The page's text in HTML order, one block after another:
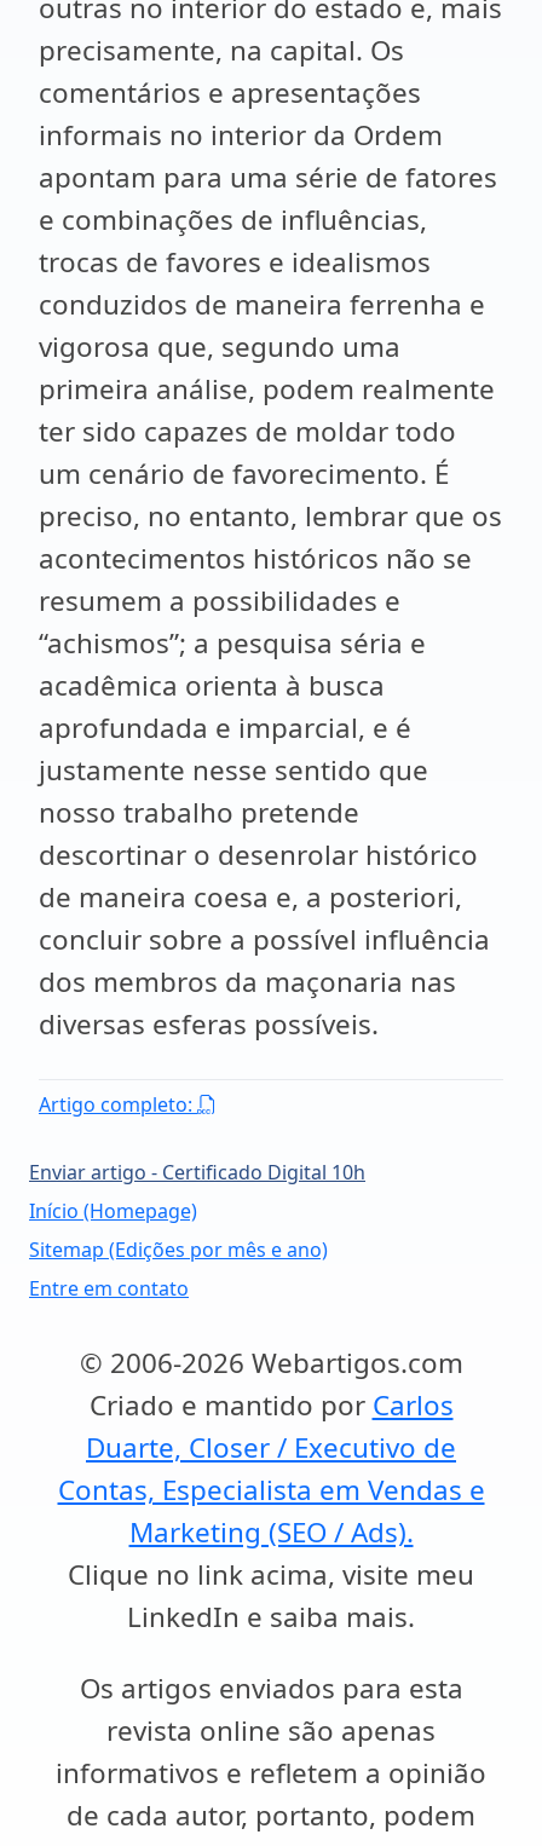
outras no interior do estado e, mais
precisamente, na capital. Os
comentários e apresentações
informais no interior da Ordem
apontam para uma série de fatores
e combinações de influências,
trocas de favores e idealismos
conduzidos de maneira ferrenha e
vigorosa que, segundo uma
primeira análise, podem realmente
ter sido capazes de moldar todo
um cenário de favorecimento. É
preciso, no entanto, lembrar que os
acontecimentos históricos não se
resumem a possibilidades e
“achismos”; a pesquisa séria e
acadêmica orienta à busca
aprofundada e imparcial, e é
justamente nesse sentido que
nosso trabalho pretende
descortinar o desenrolar histórico
de maneira coesa e, a posteriori,
concluir sobre a possível influência
dos membros da maçonaria nas
diversas esferas possíveis.
Artigo completo:
Enviar artigo - Certificado Digital 10h
Início (Homepage)
Sitemap (Edições por mês e ano)
Entre em contato
© 2006-2026 Webartigos.com
Criado e mantido por Carlos
Duarte, Closer / Executivo de
Contas, Especialista em Vendas e
Marketing (SEO / Ads).
Clique no link acima, visite meu
LinkedIn e saiba mais.
Os artigos enviados para esta
revista online são apenas
informativos e refletem a opinião
de cada autor, portanto, podem